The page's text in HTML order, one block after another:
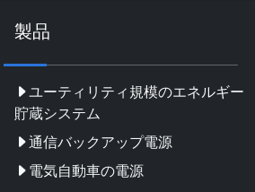
製品
ユーティリティ規模のエネルギー
貯蔵システム
通信バックアップ電源
電気自動車の電源